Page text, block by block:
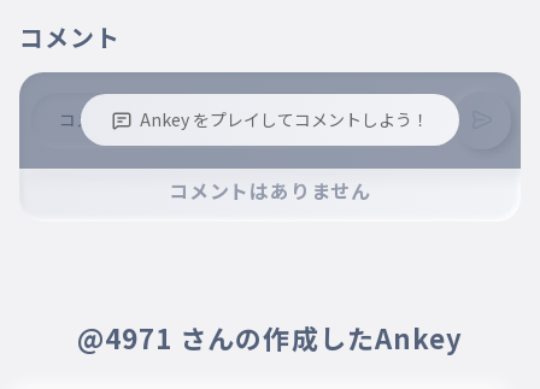
コメント
Ankey をプレイしてコメントしよう！
※コメントするには、ログインが必要です。
コメントはありません
@4971 さんの作成したAnkey